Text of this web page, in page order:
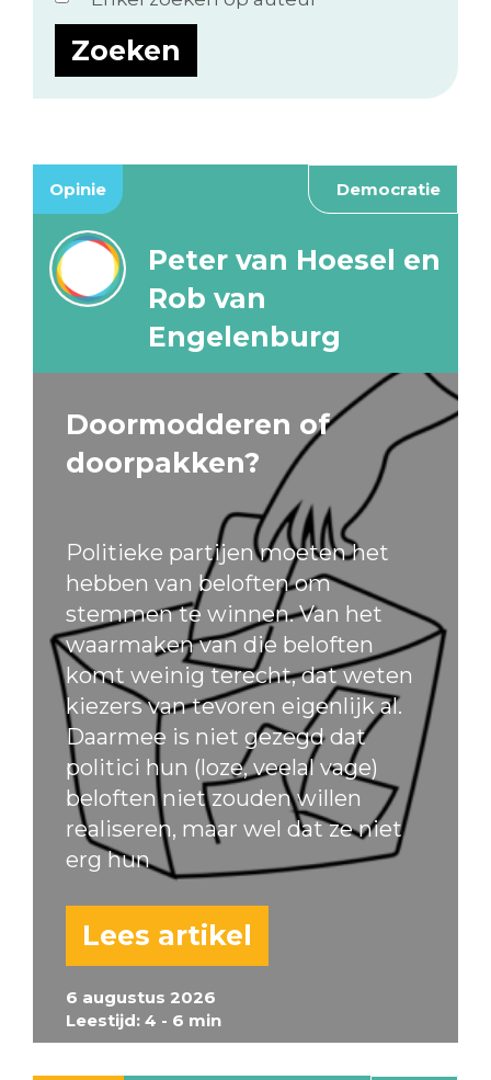
auteur...
Opinie Democratie
6 augustus 2026
Leestijd: 4 - 6 min
Peter van Hoesel en
Rob van
Engelenburg
Doormodderen of
doorpakken?
Politieke partijen moeten het
hebben van beloften om
stemmen te winnen. Van het
waarmaken van die beloften
komt weinig terecht, dat weten
kiezers van tevoren eigenlijk al.
Daarmee is niet gezegd dat
politici hun (loze, veelal vage)
beloften niet zouden willen
realiseren, maar wel dat ze niet
erg hun
Lees artikel